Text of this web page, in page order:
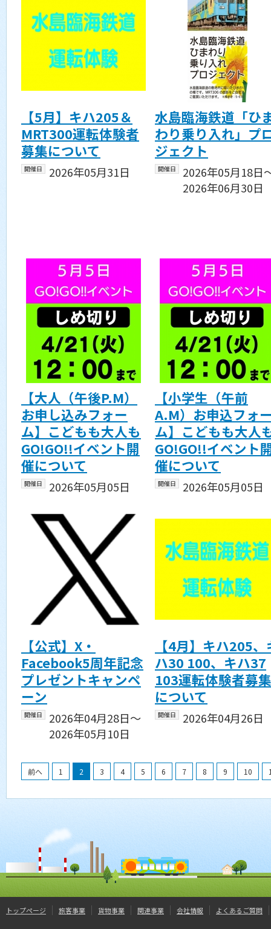
【5月】キハ205＆
MRT300運転体験者
募集について
開催日 2026年05月31日
水島臨海鉄道「ひ
わり乗り入れ」プ
ジェクト
開催日
2026年05月18日
2026年06月30日
【大人（午後P.M）
お申し込みフォー
ム】こどもも大人も
GO!GO!!イベント開
催について
開催日 2026年05月05日
【小学生（午前
A.M）お申込フォ
ム】こどもも大人
GO!GO!!イベント
催について
開催日 2026年05月05日
【公式】X・
Facebook5周年記念
プレゼントキャンペ
ーン
開催日
2026年04月28日〜
2026年05月10日
【4月】キハ205、
ハ30 100、キハ37
103運転体験者募集
について
開催日 2026年04月26日
前へ 1 2 3 4 5 6 7 8 9 10
トップページ 旅客事業 貨物事業 関連事業 会社情報 よくあるご質問